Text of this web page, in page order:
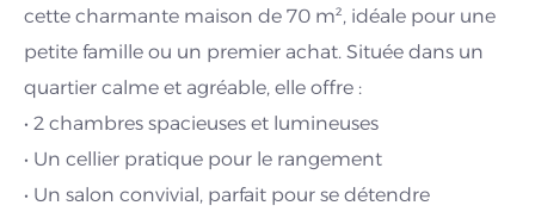
cette charmante maison de 70 m², idéale pour une
petite famille ou un premier achat. Située dans un
quartier calme et agréable, elle offre :
• 2 chambres spacieuses et lumineuses
• Un cellier pratique pour le rangement
• Un salon convivial, parfait pour se détendre